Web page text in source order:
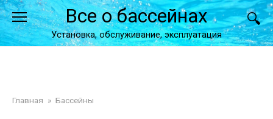
Перейти
к
контенту
Все о бассейнах
Установка, обслуживание, эксплуатация
Главная » Бассейны